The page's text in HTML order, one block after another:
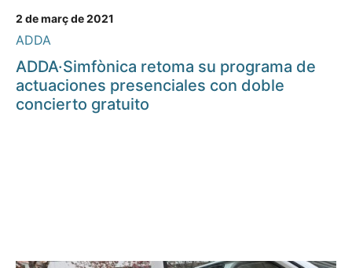
2 de març de 2021
ADDA
ADDA·Simfònica retoma su programa de
actuaciones presenciales con doble
concierto gratuito